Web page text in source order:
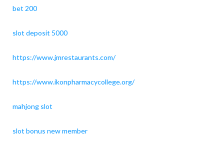
bet 200
slot deposit 5000
https://www.jmrestaurants.com/
https://www.ikonpharmacycollege.org/
mahjong slot
slot bonus new member